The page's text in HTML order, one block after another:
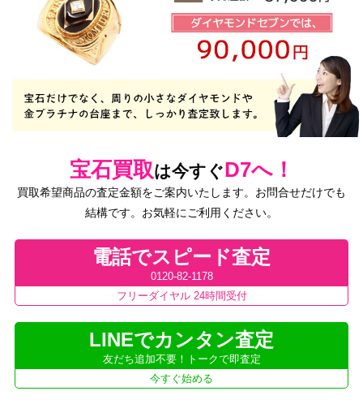
宝石買取は今すぐD7へ！
買取希望商品の査定金額をご案内いたします。お問合せだけでも
結構です。お気軽にご利用ください。
電話でスピード査定
0120-82-1178
フリーダイヤル 24時間受付
LINEでカンタン査定
友だち追加不要！トークで即査定
今すぐ始める